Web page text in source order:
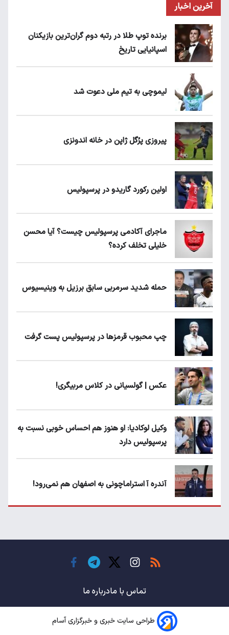
آخرین اخبار
برنده توپ طلا در رتبه دوم گران‌ترین بازیکنان
اسپانیایی تاریخ
لیموچی به تیم ملی دعوت شد
پیروزی پرُگل ژاپن در خانه اندونزی
اولین رکورد گاریدو در پرسپولیس
ماجرای آکادمی پرسپولیس چیست؟ آیا محسن
خلیلی تخلف کرده؟
حمله شدید سرمربی سابق برزیل به وینیسیوس
چپ محبوب قرمزها در پرسپولیس پست گرفت
عکس | گولسیانی در کلاس مربیگری!
وکیل لوکادیا: او هنوز هم احساس خوبی نسبت به
پرسپولیس دارد
آندره آ استراماچونی به اصفهان هم نمی‌رود!
حسن روی هوا!
باشگاه های جهان
سروش رفیعی مقابل الریان فیکس است؟
تماس با مادرباره ما
طراحی سایت خبری و خبرگزاری آسام